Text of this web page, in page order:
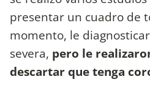
presentar un cuadro de
momento, le
severa, pero le
descartar que tenga